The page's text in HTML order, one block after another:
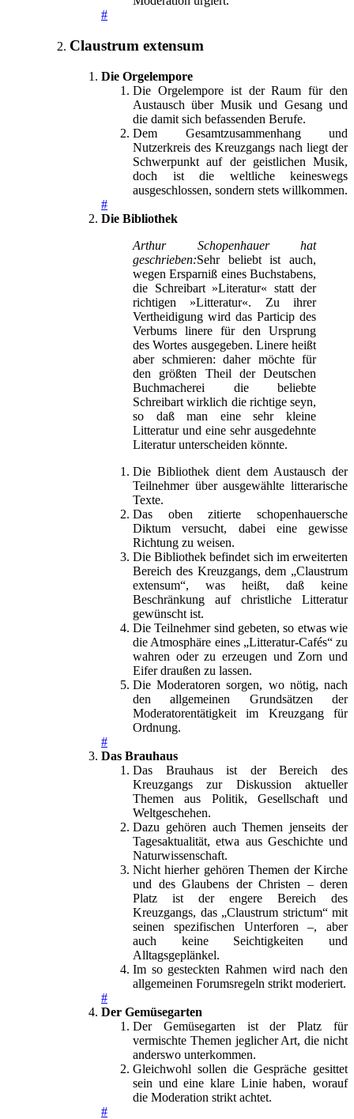
#
Claustrum extensum
Die Orgelempore
Die Orgelempore ist der Raum für den
Austausch über Musik und Gesang und
die damit sich befassenden Berufe.
Dem Gesamtzusammenhang und
Nutzerkreis des Kreuzgangs nach liegt der
Schwerpunkt auf der geistlichen Musik,
doch ist die weltliche keineswegs
ausgeschlossen, sondern stets willkommen.
#
Die Bibliothek
Arthur Schopenhauer hat
geschrieben:Sehr beliebt ist auch,
wegen Ersparniß eines Buchstabens,
die Schreibart »Literatur« statt der
richtigen »Litteratur«. Zu ihrer
Vertheidigung wird das Particip des
Verbums linere für den Ursprung
des Wortes ausgegeben. Linere heißt
aber schmieren: daher möchte für
den größten Theil der Deutschen
Buchmacherei die beliebte
Schreibart wirklich die richtige seyn,
so daß man eine sehr kleine
Litteratur und eine sehr ausgedehnte
Literatur unterscheiden könnte.
Die Bibliothek dient dem Austausch der
Teilnehmer über ausgewählte litterarische
Texte.
Das oben zitierte schopenhauersche
Diktum versucht, dabei eine gewisse
Richtung zu weisen.
Die Bibliothek befindet sich im erweiterten
Bereich des Kreuzgangs, dem „Claustrum
extensum“, was heißt, daß keine
Beschränkung auf christliche Litteratur
gewünscht ist.
Die Teilnehmer sind gebeten, so etwas wie
die Atmosphäre eines „Litteratur-Cafés“ zu
wahren oder zu erzeugen und Zorn und
Eifer draußen zu lassen.
Die Moderatoren sorgen, wo nötig, nach
den allgemeinen Grundsätzen der
Moderatorentätigkeit im Kreuzgang für
Ordnung.
#
Das Brauhaus
Das Brauhaus ist der Bereich des
Kreuzgangs zur Diskussion aktueller
Themen aus Politik, Gesellschaft und
Weltgeschehen.
Dazu gehören auch Themen jenseits der
Tagesaktualität, etwa aus Geschichte und
Naturwissenschaft.
Nicht hierher gehören Themen der Kirche
und des Glaubens der Christen – deren
Platz ist der engere Bereich des
Kreuzgangs, das „Claustrum strictum“ mit
seinen spezifischen Unterforen –, aber
auch keine Seichtigkeiten und
Alltagsgeplänkel.
Im so gesteckten Rahmen wird nach den
allgemeinen Forumsregeln strikt moderiert.
#
Der Gemüsegarten
Der Gemüsegarten ist der Platz für
vermischte Themen jeglicher Art, die nicht
anderswo unterkommen.
Gleichwohl sollen die Gespräche gesittet
sein und eine klare Linie haben, worauf
die Moderation strikt achtet.
#